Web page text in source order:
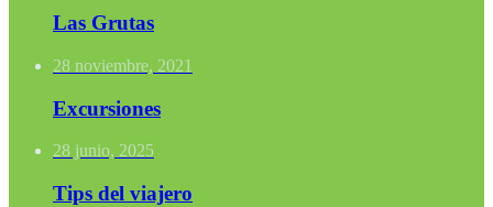
Las Grutas
28 noviembre, 2021
Excursiones
28 junio, 2025
Tips del viajero